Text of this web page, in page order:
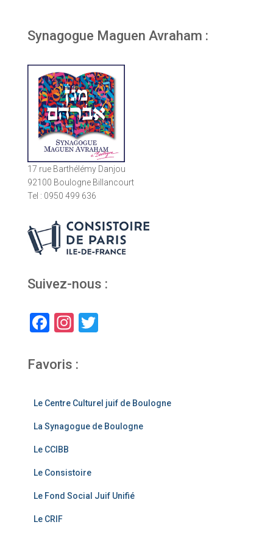
Synagogue Maguen Avraham :
17 rue Barthélémy Danjou
92100 Boulogne Billancourt
Tel : 0950 499 636
Suivez-nous :
F
c
b
o
o
k
In
a
a
m
Favoris :
Le Centre Culturel juif de Boulogne
La Synagogue de Boulogne
Le CCIBB
Le Consistoire
Le Fond Social Juif Unifié
Le CRIF